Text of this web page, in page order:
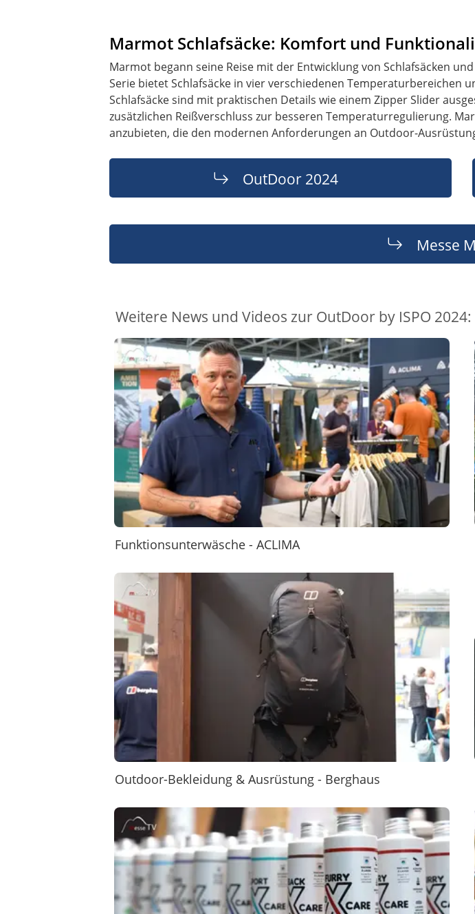
Marmot Schlafsäcke: Komfort und
Marmot begann seine Reise mit der Entwicklung von Schlafsäcken
Serie bietet Schlafsäcke in vier verschiedenen Temperaturbereichen
Schlafsäcke sind mit praktischen Details wie einem Zipper Slider
zusätzlichen Reißverschluss zur besseren Temperaturregulierung.
anzubieten, die den modernen Anforderungen an Outdoor-
OutDoor 2024
Messe
Weitere News und Videos zur OutDoor by ISPO 2024:
Funktionsunterwäsche - ACLIMA
Outdoor-Bekleidung & Ausrüstung - Berghaus